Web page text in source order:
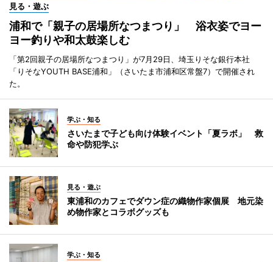
見る・遊ぶ
浦和で「親子の居場所なつまつり」 浴衣姿でヨー
ヨー釣りや和太鼓楽しむ
「第2回親子の居場所なつまつり」が7月29日、埼玉りそな銀行本社
「りそなYOUTH BASE浦和」（さいたま市浦和区常盤7）で開催され
た。
学ぶ・知る
さいたまで子ども向け体験イベント「夏ラボ」 救
命や防犯学ぶ
見る・遊ぶ
東浦和のカフェでダウン症の織物作家個展 地元染
め物作家とコラボグッズも
学ぶ・知る